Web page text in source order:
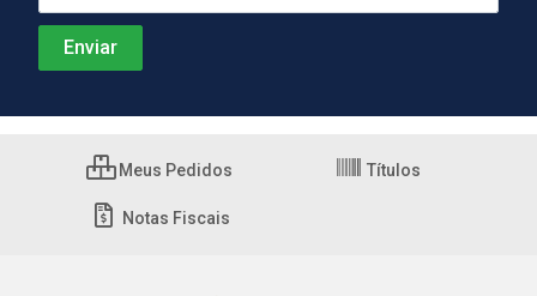
Meus Pedidos Títulos
Notas Fiscais